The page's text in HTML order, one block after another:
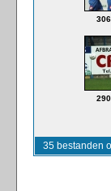
35 bestanden